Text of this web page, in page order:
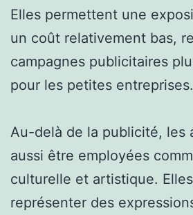
Elles permettent une
un coût relativement bas,
campagnes publicitaires
pour les petites entreprises.
Au-delà de la publicité, les
aussi être employées
culturelle et artistique.
représenter des